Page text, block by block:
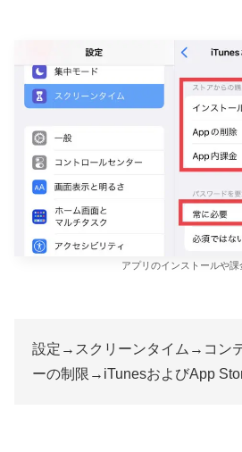
アプリのインストールや課
設定→スクリーンタイム→コン
ーの制限→iTunesおよびApp